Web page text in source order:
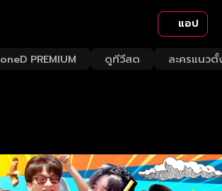
แอป
oneD PREMIUM ดูทีวีสด ละครแนวตั้